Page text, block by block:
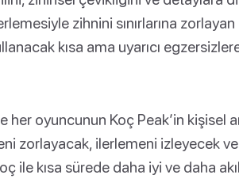
zihnini sınırlarına
kısa ama uyarıcı
her oyuncunun Koç Peak’in kişisel
zorlayacak, ilerlemeni izleyecek
ile kısa sürede daha iyi ve daha